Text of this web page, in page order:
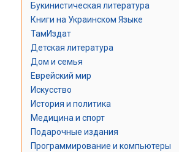
Букинистическая литература
Книги на Украинском Языке
ТамИздат
Детская литература
Дом и семья
Еврейский мир
Искусство
История и политика
Медицина и спорт
Подарочные издания
Программирование и компьютеры